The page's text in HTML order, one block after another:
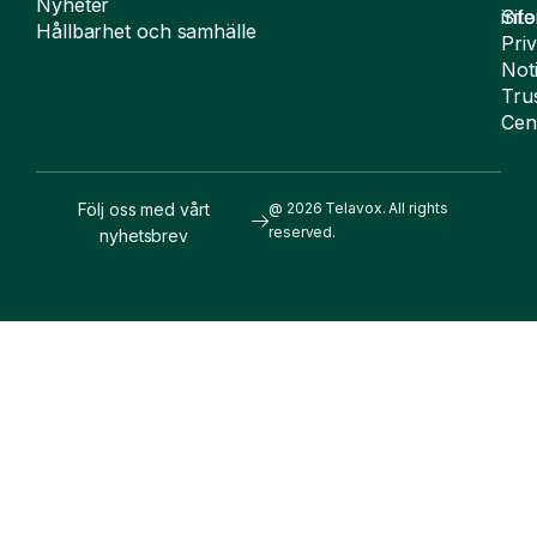
Nyheter
Hållbarhet och samhälle
@ 2026 Telavox. All rights
reserved.
Följ oss med vårt
nyhetsbrev